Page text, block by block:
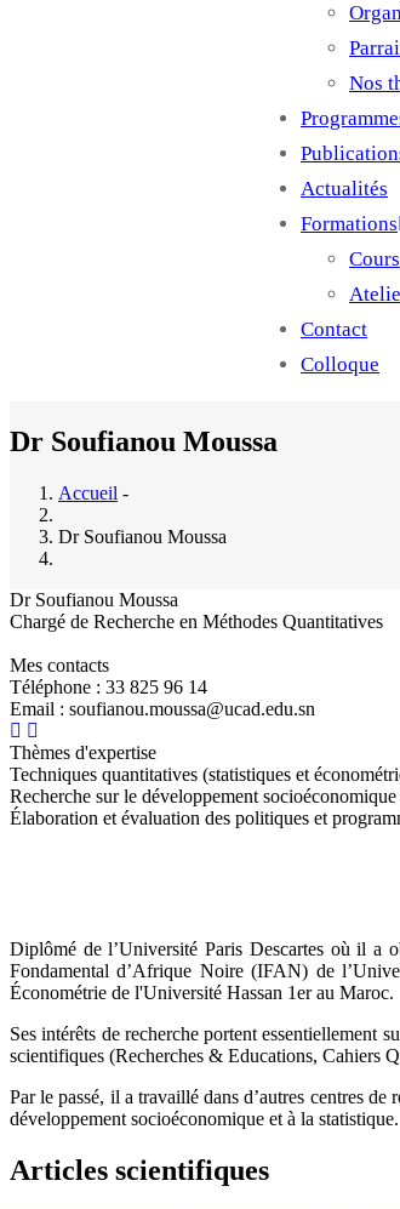
Nos
Actualités
Formations
Cours
Contact
Colloque
Dr Soufianou Moussa
Accueil -
Dr Soufianou Moussa
Dr Soufianou Moussa
Chargé de Recherche en Méthodes Quantitatives
Mes contacts
Téléphone : 33 825 96 14
Email : soufianou.moussa@ucad.edu.sn
Thèmes d'expertise
Techniques quantitatives (statistiques et
Recherche sur le développement
Élaboration et évaluation des politiques et
Diplômé de l’Université Paris Descartes où il a
Fondamental d’Afrique Noire (IFAN) de
Économétrie de l'Université Hassan 1er au Maroc.
Ses intérêts de recherche portent essentiellement
scientifiques (Recherches & Educations, Cahiers
Par le passé, il a travaillé dans d’autres centres
développement socioéconomique et à la statistique.
Articles scientifiques